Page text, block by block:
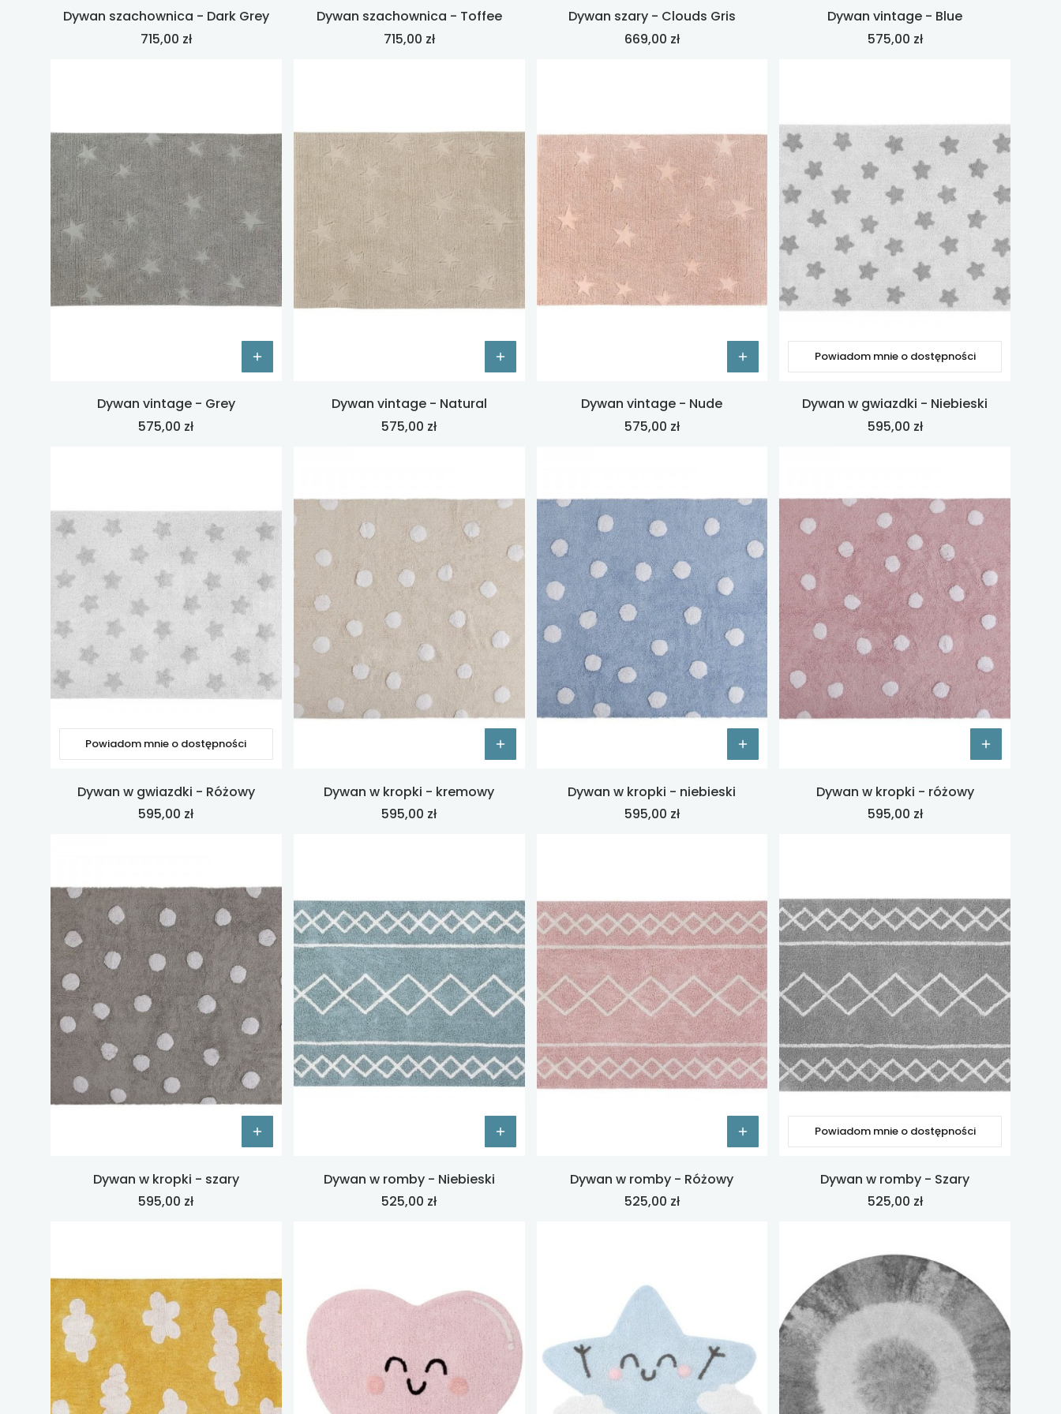
Dywan szachownica - Dark Grey
Cena
715,00 zł
Dywan szachownica - Toffee
Cena
715,00 zł
Dywan szary - Clouds Gris
Cena
669,00 zł
Dywan vintage - Blue
Cena
575,00 zł
Dywan vintage - Grey
Cena
575,00 zł
Dywan vintage - Natural
Cena
575,00 zł
Dywan vintage - Nude
Cena
575,00 zł
Powiadom mnie o dostępności
Dywan w gwiazdki - Niebieski
Cena
595,00 zł
Powiadom mnie o dostępności
Dywan w gwiazdki - Różowy
Cena
595,00 zł
Dywan w kropki - kremowy
Cena
595,00 zł
Dywan w kropki - niebieski
Cena
595,00 zł
Dywan w kropki - różowy
Cena
595,00 zł
Dywan w kropki - szary
Cena
595,00 zł
Dywan w romby - Niebieski
Cena
525,00 zł
Dywan w romby - Różowy
Cena
525,00 zł
Powiadom mnie o dostępności
Dywan w romby - Szary
Cena
525,00 zł